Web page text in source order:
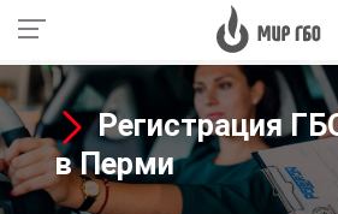
Регистрация
в Перми